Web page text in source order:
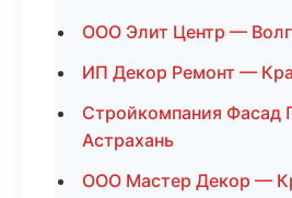
ООО Элит Центр —
ИП Декор Ремонт —
Стройкомпания Фасад
Астрахань
ООО Мастер Декор —